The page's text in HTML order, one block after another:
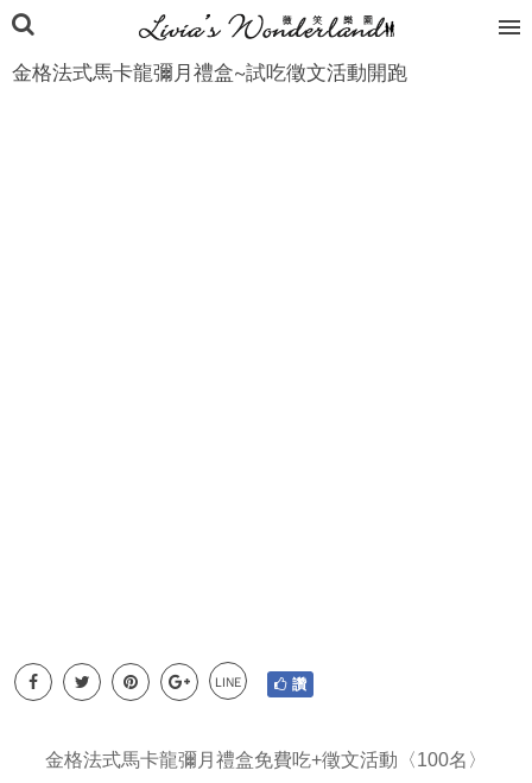
金格法式馬卡龍彌月禮盒~試吃徵文活動開跑
LINE 讚
金格法式馬卡龍彌月禮盒免費吃+徵文活動〈100名〉